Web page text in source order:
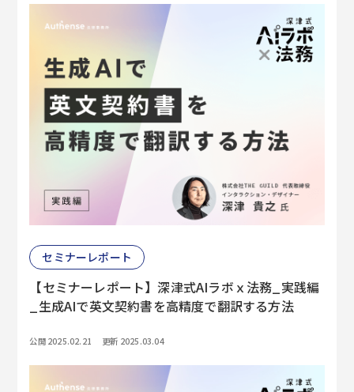
セミナーレポート
【セミナーレポート】深津式AIラボｘ法務_実践編
_生成AIで英文契約書を高精度で翻訳する方法
公開 2025.02.21 更新 2025.03.04